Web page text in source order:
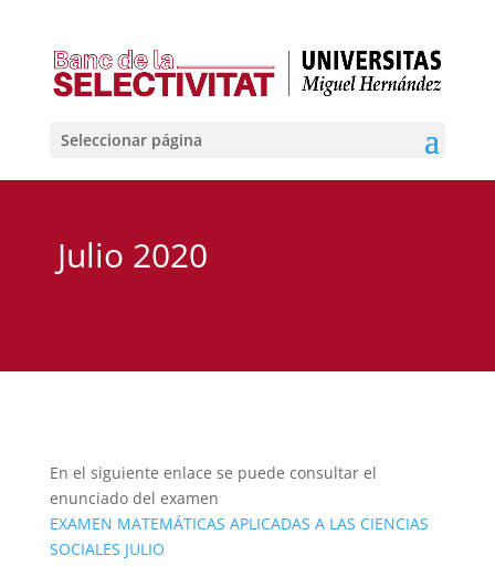
Seleccionar página
Julio 2020
En el siguiente enlace se puede consultar el
enunciado del examen
EXAMEN MATEMÁTICAS APLICADAS A LAS CIENCIAS
SOCIALES JULIO